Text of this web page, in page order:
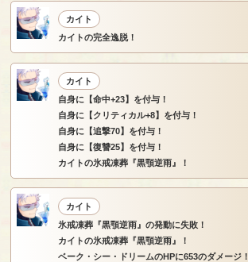
カイト
カイトの完全逸脱！
カイト
自身に【命中+23】を付与！
自身に【クリティカル+8】を付与！
自身に【追撃70】を付与！
自身に【復讐25】を付与！
カイトの氷戒凍葬『黒顎逆雨』！
カイト
氷戒凍葬『黒顎逆雨』の発動に失敗！
カイトの氷戒凍葬『黒顎逆雨』！
ベーク・シー・ドリームのHPに653のダメージ！